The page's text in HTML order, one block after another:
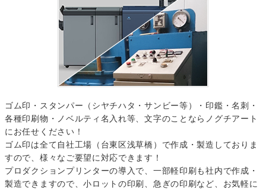
ゴム印・スタンパー（シヤチハタ・サンビー等）・印鑑・名刺・
各種印刷物・ノベルティ名入れ等、文字のことならノグチアート
にお任せください！
ゴム印は全て自社工場（台東区浅草橋）で作成・製造しておりま
すので、様々なご要望に対応できます！
プロダクションプリンターの導入で、一部軽印刷も社内で作成・
製造できますので、小ロットの印刷、急ぎの印刷など、お気軽に